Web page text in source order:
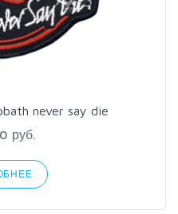
never say die
руб.